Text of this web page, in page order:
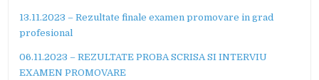
13.11.2023 – Rezultate finale examen promovare in grad
profesional
06.11.2023 – REZULTATE PROBA SCRISA SI INTERVIU
EXAMEN PROMOVARE